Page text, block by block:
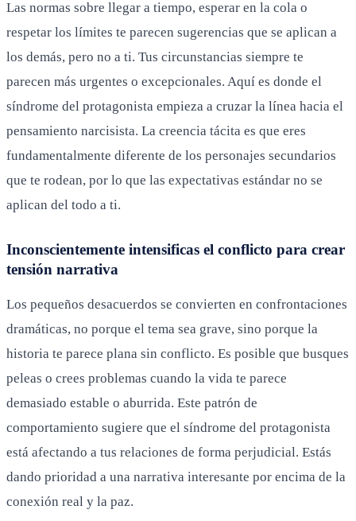
Las normas sobre llegar a tiempo, esperar en la cola o
respetar los límites te parecen sugerencias que se aplican a
los demás, pero no a ti. Tus circunstancias siempre te
parecen más urgentes o excepcionales. Aquí es donde el
síndrome del protagonista empieza a cruzar la línea hacia el
pensamiento narcisista. La creencia tácita es que eres
fundamentalmente diferente de los personajes secundarios
que te rodean, por lo que las expectativas estándar no se
aplican del todo a ti.
Inconscientemente intensificas el conflicto para crear
tensión narrativa
Los pequeños desacuerdos se convierten en confrontaciones
dramáticas, no porque el tema sea grave, sino porque la
historia te parece plana sin conflicto. Es posible que busques
peleas o crees problemas cuando la vida te parece
demasiado estable o aburrida. Este patrón de
comportamiento sugiere que el síndrome del protagonista
está afectando a tus relaciones de forma perjudicial. Estás
dando prioridad a una narrativa interesante por encima de la
conexión real y la paz.